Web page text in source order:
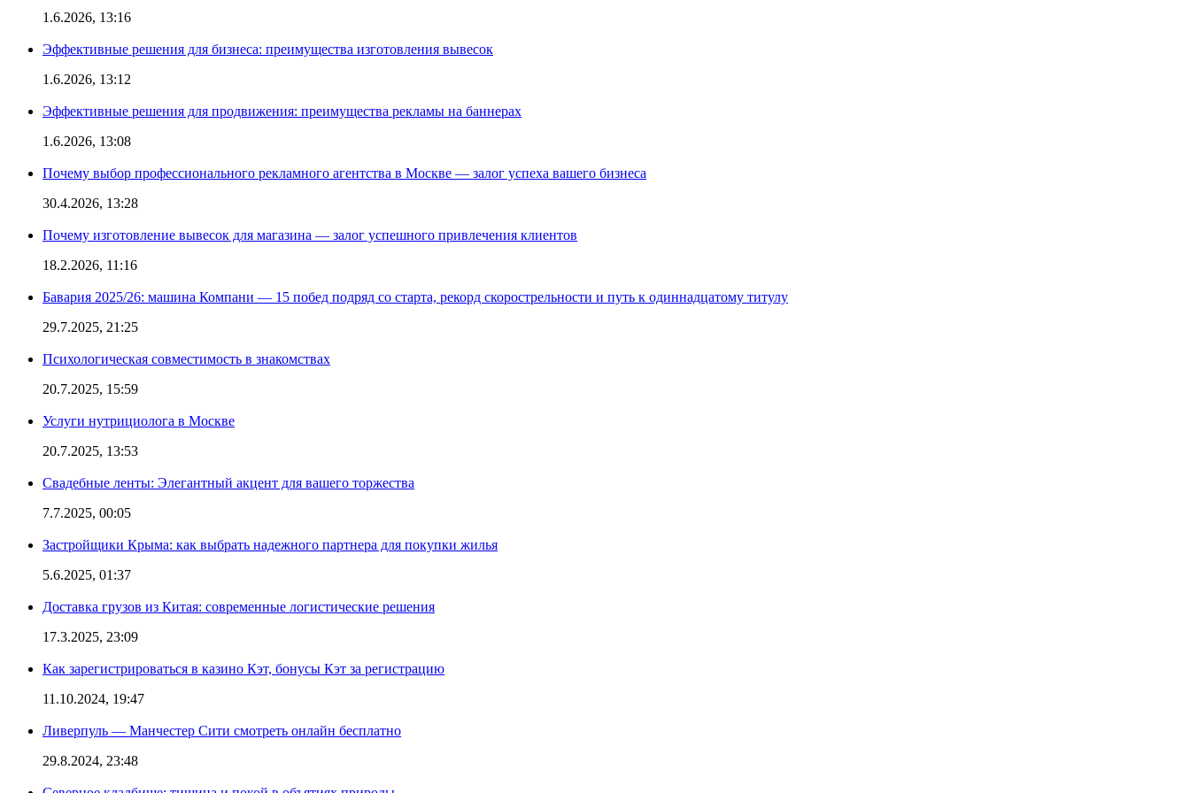
1.6.2026, 13:16
Эффективные решения для бизнеса: преимущества изготовления вывесок
1.6.2026, 13:12
Эффективные решения для продвижения: преимущества рекламы на баннерах
1.6.2026, 13:08
Почему выбор профессионального рекламного агентства в Москве — залог успеха вашего бизнеса
30.4.2026, 13:28
Почему изготовление вывесок для магазина — залог успешного привлечения клиентов
18.2.2026, 11:16
Бавария 2025/26: машина Компани — 15 побед подряд со старта, рекорд скорострельности и путь к одиннадцатому титулу
29.7.2025, 21:25
Психологическая совместимость в знакомствах
20.7.2025, 15:59
Услуги нутрициолога в Москве
20.7.2025, 13:53
Свадебные ленты: Элегантный акцент для вашего торжества
7.7.2025, 00:05
Застройщики Крыма: как выбрать надежного партнера для покупки жилья
5.6.2025, 01:37
Доставка грузов из Китая: современные логистические решения
17.3.2025, 23:09
Как зарегистрироваться в казино Кэт, бонусы Кэт за регистрацию
11.10.2024, 19:47
Ливерпуль — Манчестер Сити смотреть онлайн бесплатно
29.8.2024, 23:48